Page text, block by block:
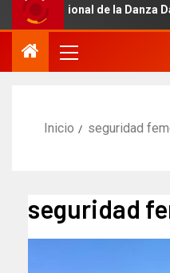
de la Danza
Inicio seguridad
seguridad